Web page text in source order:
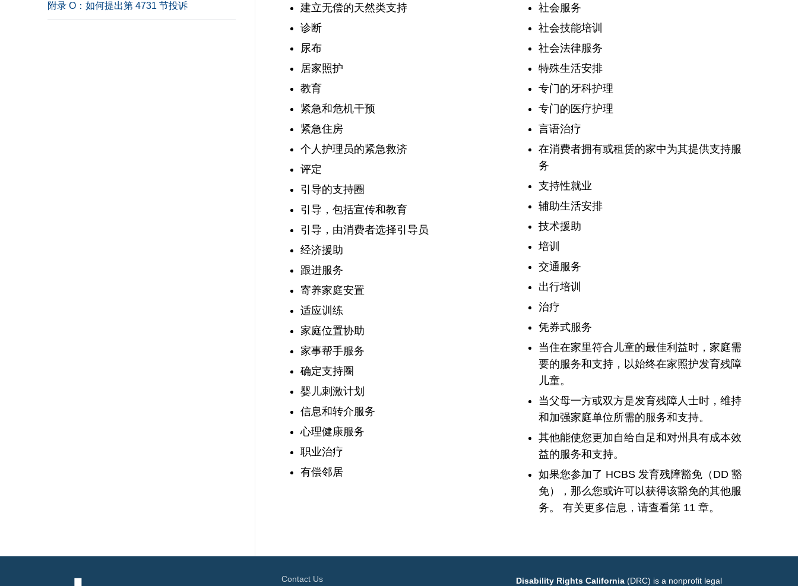
附录 O：如何提出第 4731 节投诉
建立无偿的天然类支持
诊断
尿布
居家照护
教育
紧急和危机干预
紧急住房
个人护理员的紧急救济
评定
引导的支持圈
引导，包括宣传和教育
引导，由消费者选择引导员
经济援助
跟进服务
寄养家庭安置
适应训练
家庭位置协助
家事帮手服务
确定支持圈
婴儿刺激计划
信息和转介服务
心理健康服务
职业治疗
有偿邻居
社会服务
社会技能培训
社会法律服务
特殊生活安排
专门的牙科护理
专门的医疗护理
言语治疗
在消费者拥有或租赁的家中为其提供支持服
务
支持性就业
辅助生活安排
技术援助
培训
交通服务
出行培训
治疗
凭券式服务
当住在家里符合儿童的最佳利益时，家庭需
要的服务和支持，以始终在家照护发育残障
儿童。
当父母一方或双方是发育残障人士时，维持
和加强家庭单位所需的服务和支持。
其他能使您更加自给自足和对州具有成本效
益的服务和支持。
如果您参加了 HCBS 发育残障豁免（DD 豁
免），那么您或许可以获得该豁免的其他服
务。 有关更多信息，请查看第 11 章。
Contact Us Disability Rights California (DRC) is a nonprofit legal